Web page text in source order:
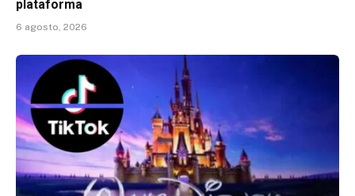
plataforma
6 agosto, 2026